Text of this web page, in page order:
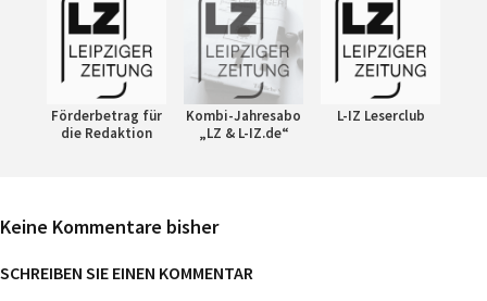
Förderbetrag für
die Redaktion
Kombi-Jahresabo
„LZ & L-IZ.de“
L-IZ Leserclub
Keine Kommentare bisher
SCHREIBEN SIE EINEN KOMMENTAR